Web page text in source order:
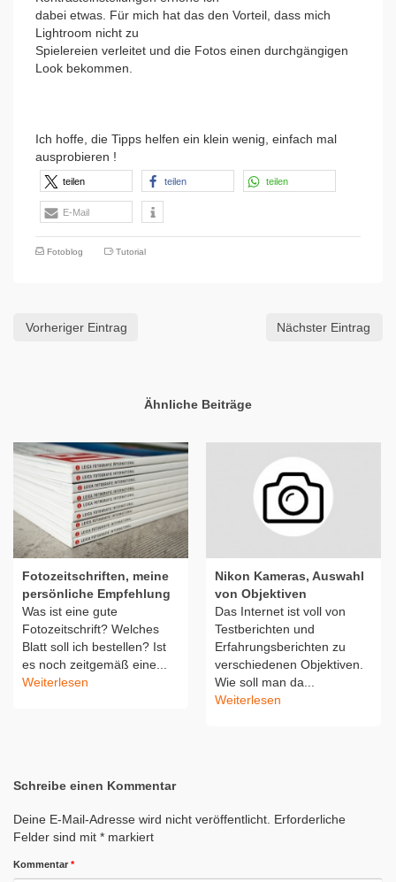
dabei etwas. Für mich hat das den Vorteil, dass mich
Lightroom nicht zu
Spielereien verleitet und die Fotos einen durchgängigen
Look bekommen.
Ich hoffe, die Tipps helfen ein klein wenig, einfach mal
ausprobieren !
teilen teilen teilen
E-Mail
Fotoblog Tutorial
Vorheriger Eintrag Nächster Eintrag
Ähnliche Beiträge
Fotozeitschriften, meine
persönliche Empfehlung
Was ist eine gute
Fotozeitschrift? Welches
Blatt soll ich bestellen? Ist
es noch zeitgemäß eine...
Weiterlesen
Nikon Kameras, Auswahl
von Objektiven
Das Internet ist voll von
Testberichten und
Erfahrungsberichten zu
verschiedenen Objektiven.
Wie soll man da...
Weiterlesen
Schreibe einen Kommentar
Deine E-Mail-Adresse wird nicht veröffentlicht. Erforderliche
Felder sind mit * markiert
Kommentar *